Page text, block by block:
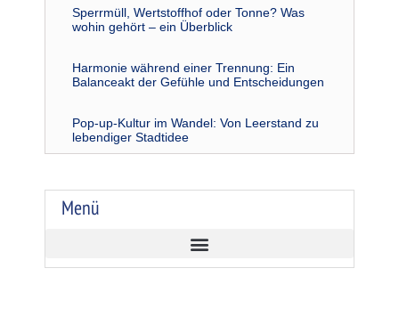
Sperrmüll, Wertstoffhof oder Tonne? Was
wohin gehört – ein Überblick
Harmonie während einer Trennung: Ein
Balanceakt der Gefühle und Entscheidungen
Pop-up-Kultur im Wandel: Von Leerstand zu
lebendiger Stadtidee
Menü